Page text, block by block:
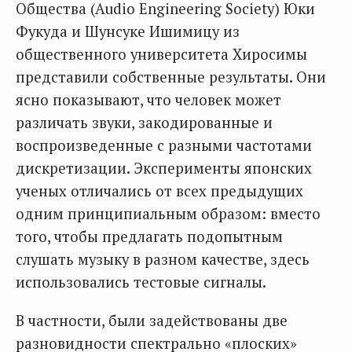
Общества (Audio Engineering Society) Юки
Фукуда и Шунсуке Ишимицу из
общественного университета Хиросимы
представили собственные результаты. Они
ясно показывают, что человек может
различать звуки, закодированные и
воспроизведенные с разными частотами
дискретизации. Эксперименты японских
ученых отличались от всех предыдущих
одним принципиальным образом: вместо
того, чтобы предлагать подопытным
слушать музыку в разном качестве, здесь
использовались тестовые сигналы.
В частности, были задействованы две
разновидности спектрально «плоских»